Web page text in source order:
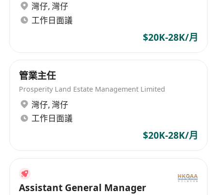
灣仔, 灣仔
工作日面議
$20K-28K/月
管業主任
Prosperity Land Estate Management Limited
灣仔, 灣仔
工作日面議
$20K-28K/月
Assistant General Manager